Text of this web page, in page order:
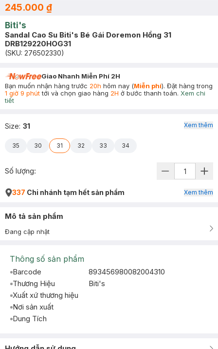
245.000 ₫
Biti's
Sandal Cao Su Biti's Bé Gái Doremon Hồng 31
DRB129220HOG31
(SKU: 276502330)
Giao Nhanh Miễn Phí 2H
Bạn muốn nhận hàng trước 20h hôm nay (Miễn phí). Đặt hàng trong
1 giờ 9 phúttới và chọn giao hàng 2H ở bước thanh toán. Xem chi
tiết
Size: 31
35 30 31 32 33 34
Xem thêm
Số lượng:
337 Chi nhánh tạm hết sản phẩm Xem thêm
Mô tả sản phẩm
Đang cập nhật
Thông số sản phẩm
Barcode
893456980082004310
Thương Hiệu
Biti's
Xuất xứ thương hiệu
Nơi sản xuất
Dung Tích